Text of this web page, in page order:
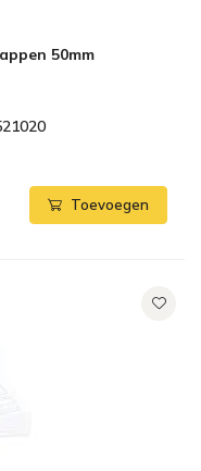
50mm
Toevoegen